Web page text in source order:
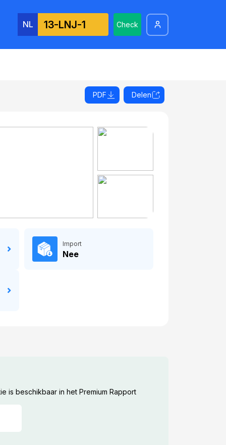
NL Check
PDF Delen
Import
Nee
is beschikbaar in het Premium Rapport